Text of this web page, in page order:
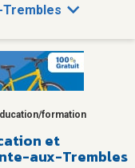
formation
et
aux-Trembles